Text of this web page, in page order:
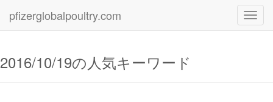
pfizerglobalpoultry.com
2016/10/19の人気キーワード